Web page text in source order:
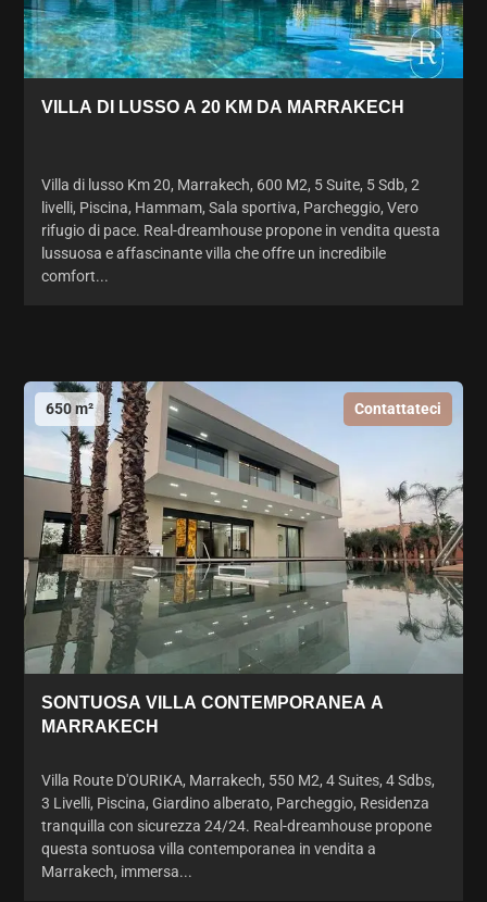
VILLA DI LUSSO A 20 KM DA MARRAKECH
Villa di lusso Km 20, Marrakech, 600 M2, 5 Suite, 5 Sdb, 2
livelli, Piscina, Hammam, Sala sportiva, Parcheggio, Vero
rifugio di pace. Real-dreamhouse propone in vendita questa
lussuosa e affascinante villa che offre un incredibile
comfort...
650 m² Contattateci
SONTUOSA VILLA CONTEMPORANEA A
MARRAKECH
Villa Route D'OURIKA, Marrakech, 550 M2, 4 Suites, 4 Sdbs,
3 Livelli, Piscina, Giardino alberato, Parcheggio, Residenza
tranquilla con sicurezza 24/24. Real-dreamhouse propone
questa sontuosa villa contemporanea in vendita a
Marrakech, immersa...